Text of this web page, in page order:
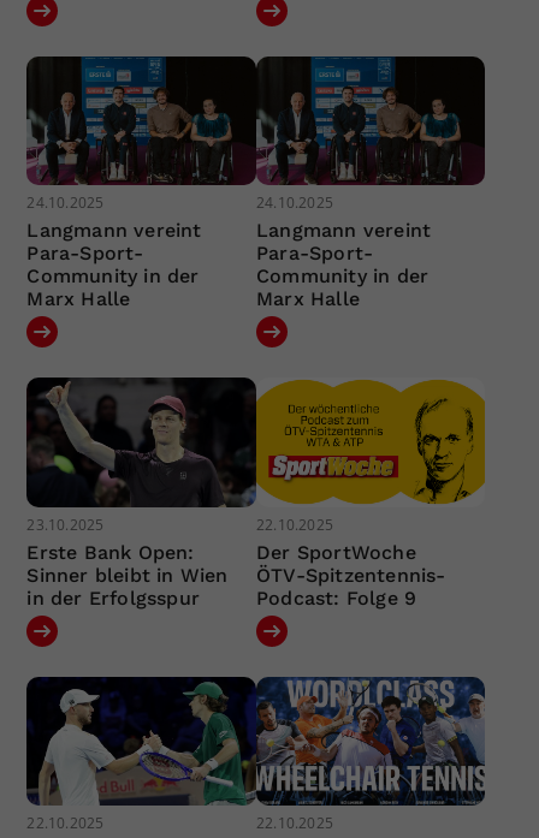
24.10.2025
Langmann vereint
Para-Sport-
Community in der
Marx Halle
24.10.2025
Langmann vereint
Para-Sport-
Community in der
Marx Halle
23.10.2025
Erste Bank Open:
Sinner bleibt in Wien
in der Erfolgsspur
22.10.2025
Der SportWoche
ÖTV-Spitzentennis-
Podcast: Folge 9
22.10.2025 22.10.2025